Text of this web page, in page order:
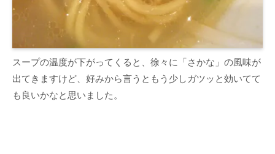
スープの温度が下がってくると、徐々に「さかな」の風味が
出てきますけど、好みから言うともう少しガツッと効いてて
も良いかなと思いました。